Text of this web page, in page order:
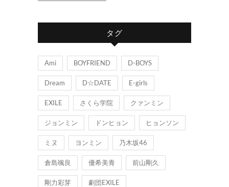
ゴ
タグ
Ami BOYFRIEND D-BOYS
Dream D☆DATE E-girls
EXILE さくら学院 クァンミン
ジョンミン ドンヒョン ヒョンソン
ミヌ ヨンミン 乃木坂46
倉島颯良 優希美青 前山剛久
剛力彩芽 劇団EXILE